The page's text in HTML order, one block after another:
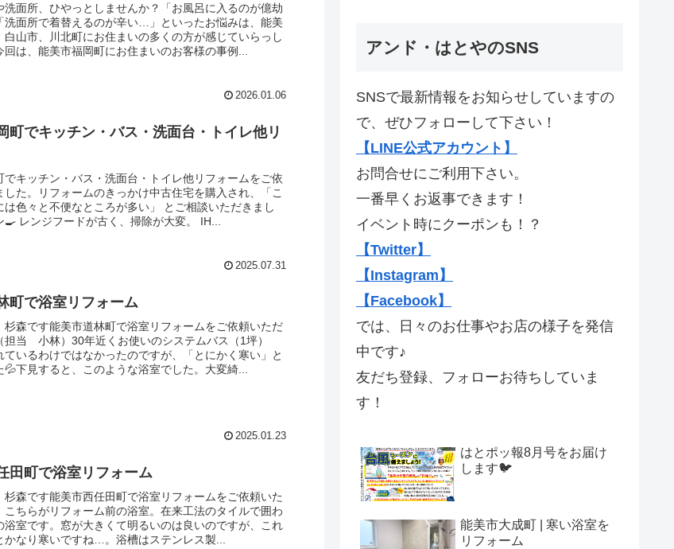
洗面所、ひやっとしませんか？「お風呂に入るのが億劫
面所で着替えるのが辛い…」といったお悩みは、能美
白山市、川北町にお住まいの多くの方が感じていらっし
回は、能美市福岡町にお住まいのお客様の事例...
2026.01.06
町でキッチン・バス・洗面台・トイレ他リ
でキッチン・バス・洗面台・トイレ他リフォームをご依
した。リフォームのきっかけ中古住宅を購入され、「こ
は色々と不便なところが多い」 とご相談いただきまし
🍳 レンジフードが古く、掃除が大変。 IH...
2025.07.31
町で浴室リフォーム
杉森です能美市道林町で浴室リフォームをご依頼いただ
担当 小林）30年近くお使いのシステムバス（1坪）
ているわけではなかったのですが、「とにかく寒い」と
💦下見すると、このような浴室でした。大変綺...
2025.01.23
田町で浴室リフォーム
杉森です能美市西任田町で浴室リフォームをご依頼いた
こちらがリフォーム前の浴室。在来工法のタイルで囲わ
浴室です。窓が大きくて明るいのは良いのですが、これ
かなり寒いですね…。浴槽はステンレス製...
アンド・はとやのSNS
SNSで最新情報をお知らせしていますの
で、ぜひフォローして下さい！
【LINE公式アカウント】
お問合せにご利用下さい。
一番早くお返事できます！
イベント時にクーポンも！？
【Twitter】
【Instagram】
【Facebook】
では、日々のお仕事やお店の様子を発信
中です♪
友だち登録、フォローお待ちしていま
す！
はとポッ報8月号をお届け
します🐦
能美市大成町 | 寒い浴室を
リフォーム